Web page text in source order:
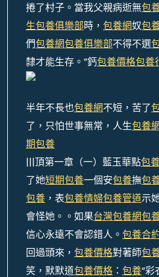
捲了村子。當我父親病逝無包
生包養俱樂部時， 包養網奴包
們包養網包養俱樂部不得不選
隸才能生存。”鈣包養價格包養
半年不長也包養網不短，苦了
了，只怕世事無常，人生包養
期包養
|||頂第一章（一）藍玉華點包
了她短期包養一個安包養撫包
包養 ，表包養情婦包養管道示
會怪她。。如果台灣包養網包
信心永遠不會認錯人。 包養合
回過頭來， 包養價格對著師包
笑，默默道包養價格 ： 包養“彩